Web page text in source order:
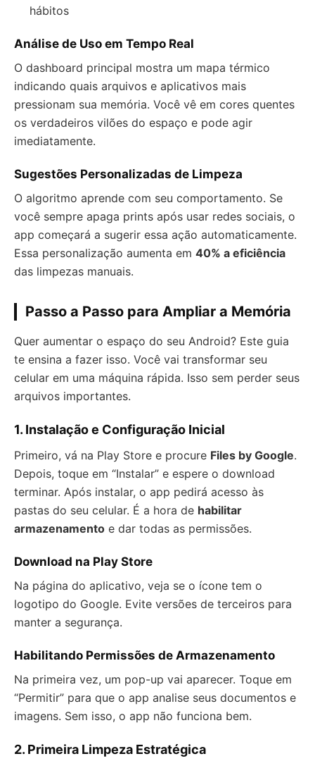
hábitos
Análise de Uso em Tempo Real
O dashboard principal mostra um mapa térmico
indicando quais arquivos e aplicativos mais
pressionam sua memória. Você vê em cores quentes
os verdadeiros vilões do espaço e pode agir
imediatamente.
Sugestões Personalizadas de Limpeza
O algoritmo aprende com seu comportamento. Se
você sempre apaga prints após usar redes sociais, o
app começará a sugerir essa ação automaticamente.
Essa personalização aumenta em 40% a eficiência
das limpezas manuais.
Passo a Passo para Ampliar a Memória
Quer aumentar o espaço do seu Android? Este guia
te ensina a fazer isso. Você vai transformar seu
celular em uma máquina rápida. Isso sem perder seus
arquivos importantes.
1. Instalação e Configuração Inicial
Primeiro, vá na Play Store e procure Files by Google.
Depois, toque em “Instalar” e espere o download
terminar. Após instalar, o app pedirá acesso às
pastas do seu celular. É a hora de habilitar
armazenamento e dar todas as permissões.
Download na Play Store
Na página do aplicativo, veja se o ícone tem o
logotipo do Google. Evite versões de terceiros para
manter a segurança.
Habilitando Permissões de Armazenamento
Na primeira vez, um pop-up vai aparecer. Toque em
“Permitir” para que o app analise seus documentos e
imagens. Sem isso, o app não funciona bem.
2. Primeira Limpeza Estratégica